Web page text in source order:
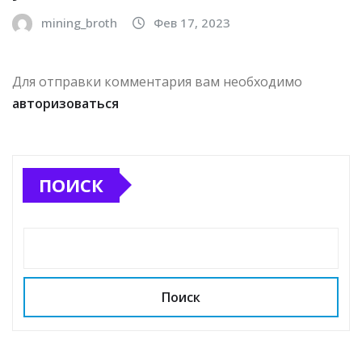
mining_broth Фев 17, 2023
Для отправки комментария вам необходимо
авторизоваться
ПОИСК
Поиск